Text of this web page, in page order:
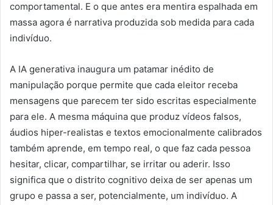
comportamental. E o que antes era mentira espalhada em
massa agora é narrativa produzida sob medida para cada
indivíduo.
A IA generativa inaugura um patamar inédito de
manipulação porque permite que cada eleitor receba
mensagens que parecem ter sido escritas especialmente
para ele. A mesma máquina que produz vídeos falsos,
áudios hiper-realistas e textos emocionalmente calibrados
também aprende, em tempo real, o que faz cada pessoa
hesitar, clicar, compartilhar, se irritar ou aderir. Isso
significa que o distrito cognitivo deixa de ser apenas um
grupo e passa a ser, potencialmente, um indivíduo. A